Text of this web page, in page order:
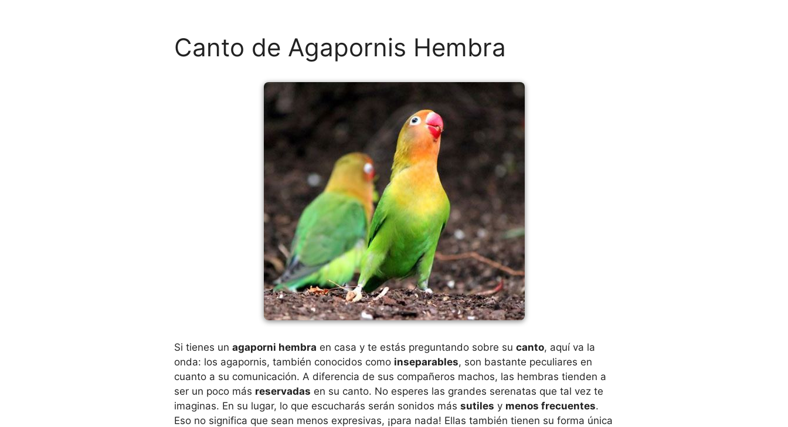
Canto de Agapornis Hembra
Si tienes un agaporni hembra en casa y te estás preguntando sobre su canto, aquí va la
onda: los agapornis, también conocidos como inseparables, son bastante peculiares en
cuanto a su comunicación. A diferencia de sus compañeros machos, las hembras tienden a
ser un poco más reservadas en su canto. No esperes las grandes serenatas que tal vez te
imaginas. En su lugar, lo que escucharás serán sonidos más sutiles y menos frecuentes.
Eso no significa que sean menos expresivas, ¡para nada! Ellas también tienen su forma única